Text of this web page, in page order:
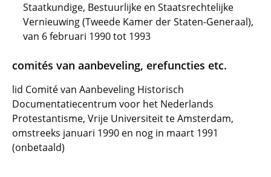
Staatkundige, Bestuurlijke en Staatsrechtelijke
Vernieuwing (Tweede Kamer der Staten-Generaal),
van 6 februari 1990 tot 1993
comités van aanbeveling, erefuncties etc.
lid Comité van Aanbeveling Historisch
Documentatiecentrum voor het Nederlands
Protestantisme, Vrije Universiteit te Amsterdam,
omstreeks januari 1990 en nog in maart 1991
(onbetaald)